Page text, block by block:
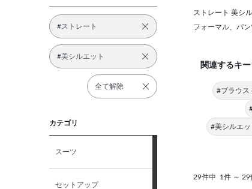
#ストレート
#美シルエット
全て解除
カテゴリ
スーツ
セットアップ
ストレート 美シ
フォーマル、パ
関連するキ
#ブラウス
#美シルエッ
29件中 1件 ～ 29